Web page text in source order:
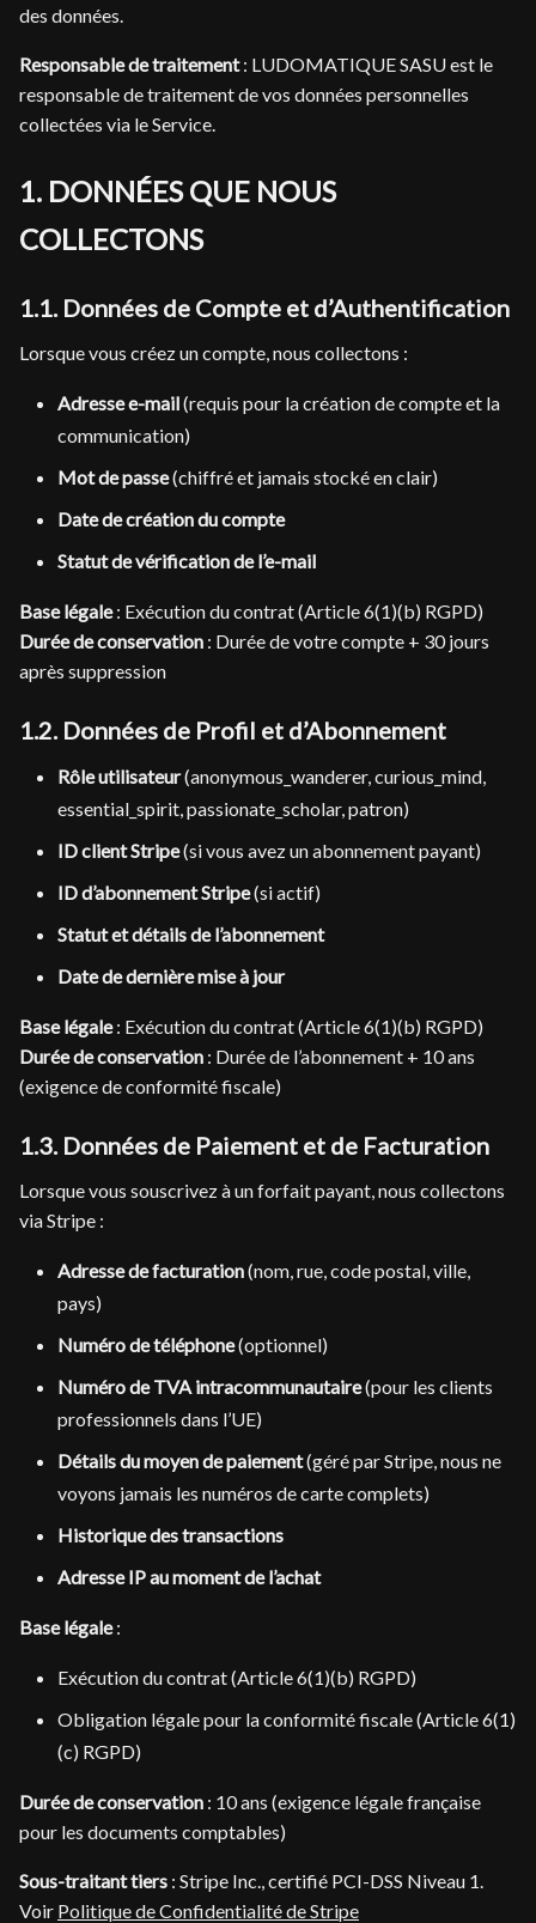
des données.
Responsable de traitement: LUDOMATIQUE SASU est le
responsable de traitement de vos données personnelles
collectées via le Service.
1. DONNÉES QUE NOUS
COLLECTONS
1.1. Données de Compte et d’Authentification
Lorsque vous créez un compte, nous collectons :
Adresse e-mail(requis pour la création de compte et la
communication)
Mot de passe(chiffré et jamais stocké en clair)
Date de création du compte
Statut de vérification de l’e-mail
Base légale: Exécution du contrat (Article 6(1)(b) RGPD)
Durée de conservation : Durée de votre compte + 30 jours
après suppression
1.2. Données de Profil et d’Abonnement
Rôle utilisateur(anonymous_wanderer, curious_mind,
essential_spirit, passionate_scholar, patron)
ID client Stripe(si vous avez un abonnement payant)
ID d’abonnement Stripe(si actif)
Statut et détails de l’abonnement
Date de dernière mise à jour
Base légale: Exécution du contrat (Article 6(1)(b) RGPD)
Durée de conservation : Durée de l’abonnement + 10 ans
(exigence de conformité fiscale)
1.3. Données de Paiement et de Facturation
Lorsque vous souscrivez à un forfait payant, nous collectons
via Stripe :
Adresse de facturation(nom, rue, code postal, ville,
pays)
Numéro de téléphone(optionnel)
Numéro de TVA intracommunautaire(pour les clients
professionnels dans l’UE)
Détails du moyen de paiement(géré par Stripe, nous ne
voyons jamais les numéros de carte complets)
Historique des transactions
Adresse IP au moment de l’achat
Base légale:
Exécution du contrat (Article 6(1)(b) RGPD)
Obligation légale pour la conformité fiscale (Article 6(1)
(c) RGPD)
Durée de conservation : 10 ans (exigence légale française
pour les documents comptables)
Sous-traitant tiers : Stripe Inc., certifié PCI-DSS Niveau 1.
Voir Politique de Confidentialité de Stripe